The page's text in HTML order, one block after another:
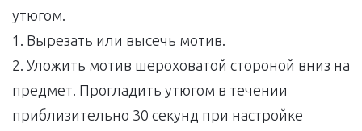
утюгом.
1. Вырезать или высечь мотив.
2. Уложить мотив шероховатой стороной вниз на
предмет. Прогладить утюгом в течении
приблизительно 30 секунд при настройке